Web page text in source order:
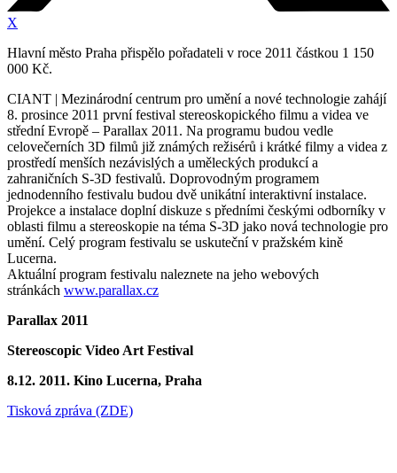
X
Hlavní město Praha přispělo pořadateli v roce 2011 částkou 1 150
000 Kč.
CIANT | Mezinárodní centrum pro umění a nové technologie zahájí
8. prosince 2011 první festival stereoskopického filmu a videa ve
střední Evropě – Parallax 2011. Na programu budou vedle
celovečerních 3D filmů již známých režisérů i krátké filmy a videa z
prostředí menších nezávislých a uměleckých produkcí a
zahraničních S-3D festivalů. Doprovodným programem
jednodenního festivalu budou dvě unikátní interaktivní instalace.
Projekce a instalace doplní diskuze s předními českými odborníky v
oblasti filmu a stereoskopie na téma S-3D jako nová technologie pro
umění. Celý program festivalu se uskuteční v pražském kině
Lucerna.
Aktuální program festivalu naleznete na jeho webových
stránkách www.parallax.cz
Parallax 2011
Stereoscopic Video Art Festival
8.12. 2011. Kino Lucerna, Praha
Tisková zpráva (ZDE)